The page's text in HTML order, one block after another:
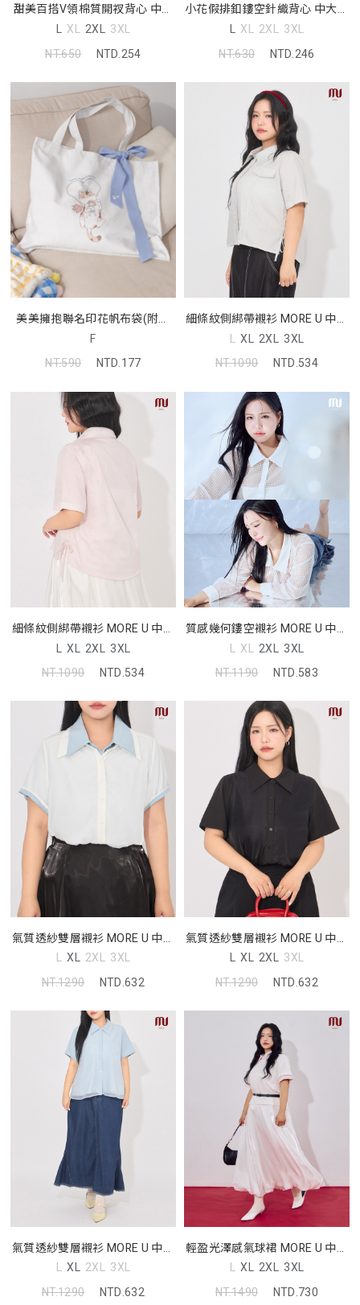
甜美百搭V領棉質開衩背心 中大
尺碼上衣
L XL 2XL 3XL
NT.650
NTD.254
小花假排釦鏤空針織背心 中大尺
碼上衣
L XL 2XL 3XL
NT.630
NTD.246
美美擁抱聯名印花帆布袋(附絲
巾)
F
NT.590
NTD.177
細條紋側綁帶襯衫 MORE U 中大
尺碼上衣
L XL 2XL 3XL
NT.1090
NTD.534
細條紋側綁帶襯衫 MORE U 中大
尺碼上衣
L XL 2XL 3XL
NT.1090
NTD.534
質感幾何鏤空襯衫 MORE U 中大
尺碼上衣
L XL 2XL 3XL
NT.1190
NTD.583
氣質透紗雙層襯衫 MORE U 中大
尺碼上衣
L XL 2XL 3XL
NT.1290
NTD.632
氣質透紗雙層襯衫 MORE U 中大
尺碼上衣
L XL 2XL 3XL
NT.1290
NTD.632
氣質透紗雙層襯衫 MORE U 中大
尺碼上衣
L XL 2XL 3XL
NT.1290
NTD.632
輕盈光澤感氣球裙 MORE U 中大
尺碼裙子
L XL 2XL 3XL
NT.1490
NTD.730